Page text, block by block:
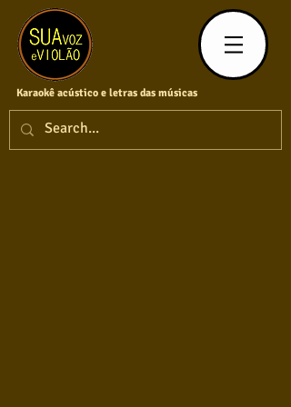
Karaokê acústico e letras das músicas